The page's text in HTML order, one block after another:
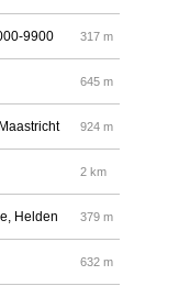
9900 317 m
645 m
924 m
2 km
Helden 379 m
632 m